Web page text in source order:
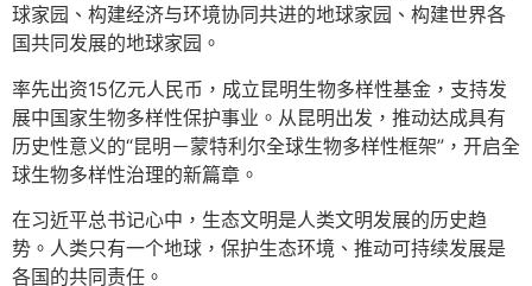
球家园、构建经济与环境协同共进的地球家园、构建世界各
国共同发展的地球家园。
率先出资15亿元人民币，成立昆明生物多样性基金，支持发
展中国家生物多样性保护事业。从昆明出发，推动达成具有
历史性意义的“昆明－蒙特利尔全球生物多样性框架”，开启全
球生物多样性治理的新篇章。
在习近平总书记心中，生态文明是人类文明发展的历史趋
势。人类只有一个地球，保护生态环境、推动可持续发展是
各国的共同责任。